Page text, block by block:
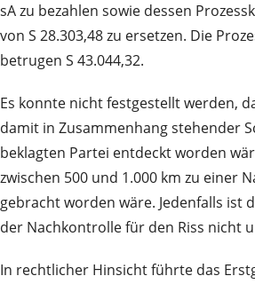
sA zu bezahlen sowie dessen
von S 28.303,48 zu ersetzen. Die
betrugen S 43.044,32.
Es konnte nicht festgestellt werden,
damit in Zusammenhang stehender
beklagten Partei entdeckt worden
zwischen 500 und 1.000 km zu einer
gebracht worden wäre. Jedenfalls ist
der Nachkontrolle für den Riss nicht
In rechtlicher Hinsicht führte das